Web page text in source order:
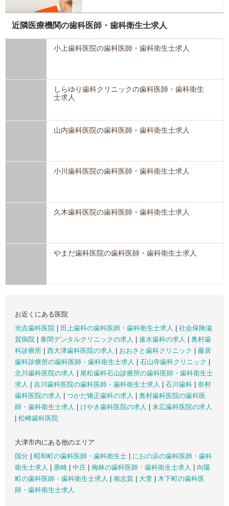
近隣医療機関の歯科医師・歯科衛生士求人
小上歯科医院の歯科医師・歯科衛生士求人
しらゆり歯科クリニックの歯科医師・歯科衛生
士求人
山内歯科医院の歯科医師・歯科衛生士求人
小川歯科医院の歯科医師・歯科衛生士求人
久木歯科医院の歯科医師・歯科衛生士求人
やまだ歯科医院の歯科医師・歯科衛生士求人
お近くにある医院
光吉歯科医院
田上歯科の歯科医師・歯科衛生士求人
社会保険滋
賀病院
泰間デンタルクリニックの求人 速水歯科の求人
奥村歯
科診療所
西大津歯科医院の求人 おおさと歯科クリニック
藤居
歯科診療所の歯科医師・歯科衛生士求人
石山寺歯科クリニック
北川歯科医院の求人
尾松歯科石山診療所の歯科医師・歯科衛生士
求人
吉川歯科医院の歯科医師・歯科衛生士求人 石川歯科
奈村
歯科医院の求人
つかだ矯正歯科の求人
奥村歯科医院の歯科医
師・歯科衛生士求人
けやき歯科医院の求人
末広歯科医院の求人
松崎歯科医院
大津市内にある他のエリア
国分
昭和町の歯科医師・歯科衛生士
におの浜の歯科医師・歯科
衛生士求人
唐崎 中庄 梅林の歯科医師・歯科衛生士求人
向陽
町の歯科医師・歯科衛生士求人
南志賀 大萱
木下町の歯科医
師・歯科衛生士求人